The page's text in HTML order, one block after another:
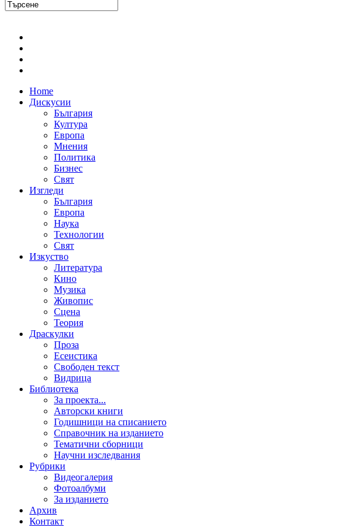
Home
Дискусии
България
Култура
Европа
Мнения
Политика
Бизнес
Свят
Изгледи
България
Европа
Наука
Технологии
Свят
Изкуство
Литература
Кино
Музика
Живопис
Сцена
Теория
Драскулки
Проза
Есеистика
Свободен текст
Видрица
Библиотека
За проекта...
Авторски книги
Годишници на списанието
Справочник на изданието
Тематични сборници
Научни изследвания
Рубрики
Видеогалерия
Фотоалбуми
За изданието
Архив
Контакт